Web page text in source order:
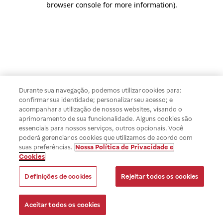
browser console for more information).
Durante sua navegação, podemos utilizar cookies para:
confirmar sua identidade; personalizar seu acesso; e
acompanhar a utilização de nossos websites, visando o
aprimoramento de sua funcionalidade. Alguns cookies são
essenciais para nossos serviços, outros opcionais. Você
poderá gerenciar os cookies que utilizamos de acordo com
suas preferências. Nossa Política de Privacidade e
Cookies
Definições de cookies Rejeitar todos os cookies
Aceitar todos os cookies